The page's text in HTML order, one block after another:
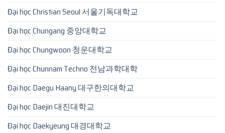
Đại học Christian Seoul 서울기독대학교
Đại học Chungang 중앙대학교
Đại học Chungwoon 청운대학교
Đại học Chunnam Techno 전남과학대학
Đại học Daegu Haany 대구한의대학교
Đại học Daejin 대진대학교
Đại học Daekyeung 대경대학교